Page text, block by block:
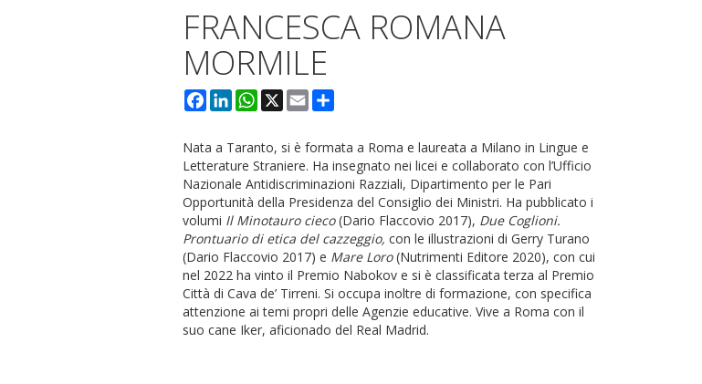
FRANCESCA ROMANA
MORMILE
Facebook
LinkedInWhatsApp
X EmailCondividi
Nata a Taranto, si è formata a Roma e laureata a Milano in Lingue e
Letterature Straniere. Ha insegnato nei licei e collaborato con l’Ufficio
Nazionale Antidiscriminazioni Razziali, Dipartimento per le Pari
Opportunità della Presidenza del Consiglio dei Ministri. Ha pubblicato i
volumi Il Minotauro cieco(Dario Flaccovio 2017), Due Coglioni.
Prontuario di etica del cazzeggio, con le illustrazioni di Gerry Turano
(Dario Flaccovio 2017) e Mare Loro(Nutrimenti Editore 2020), con cui
nel 2022 ha vinto il Premio Nabokov e si è classificata terza al Premio
Città di Cava de’ Tirreni. Si occupa inoltre di formazione, con specifica
attenzione ai temi propri delle Agenzie educative. Vive a Roma con il
suo cane Iker, aficionado del Real Madrid.